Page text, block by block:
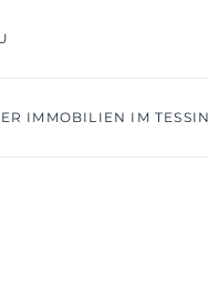
IMMOBILIEN IM